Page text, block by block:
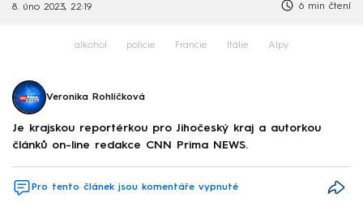
8. úno 2023, 22:19 6 min čtení
alkohol policie Francie Itálie Alpy
Veronika Rohlíčková
Je krajskou reportérkou pro Jihočeský kraj a autorkou
článků on-line redakce CNN Prima NEWS.
Pro tento článek jsou komentáře vypnuté